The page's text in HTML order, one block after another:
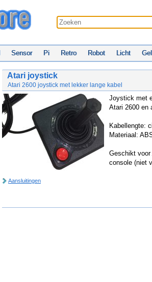
Sensor Pi Retro Robot Licht
Atari joystick
Atari 2600 joystick met lekker lange kabel
Aansluitingen
Joystick met
Atari 2600 en
Kabellengte:
Materiaal:
Geschikt voor
console (niet